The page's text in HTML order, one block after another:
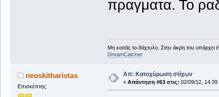
πραγματα. Το
Μη κοιτάς το δάχτυλο. Στην άκρη του υπάρχει
DreamCatcher
neoskitharistas
Επισκέπτης
Απ: Κατοχύρωση στίχων
« Απάντηση #63 στις: 02/09/12, 14:39